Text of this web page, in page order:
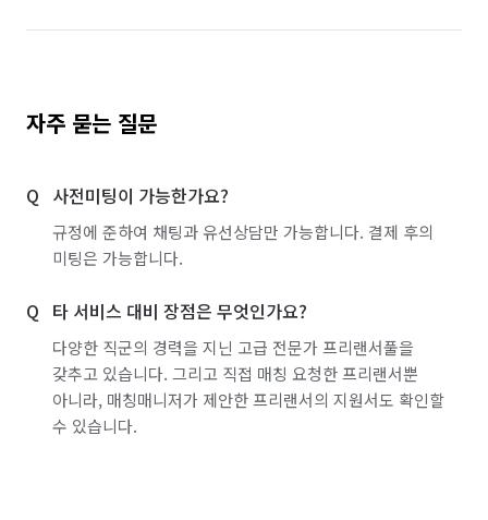
자주 묻는 질문
사전미팅이 가능한가요?
규정에 준하여 채팅과 유선상담만 가능합니다. 결제 후의
미팅은 가능합니다.
타 서비스 대비 장점은 무엇인가요?
다양한 직군의 경력을 지닌 고급 전문가 프리랜서풀을
갖추고 있습니다. 그리고 직접 매칭 요청한 프리랜서뿐
아니라, 매칭매니저가 제안한 프리랜서의 지원서도 확인할
수 있습니다.